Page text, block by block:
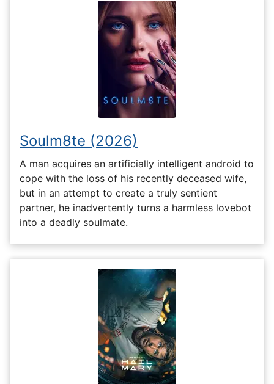
Soulm8te (2026)
A man acquires an artificially intelligent android to
cope with the loss of his recently deceased wife,
but in an attempt to create a truly sentient
partner, he inadvertently turns a harmless lovebot
into a deadly soulmate.